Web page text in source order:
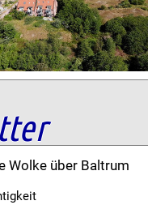
Wolke über Baltrum